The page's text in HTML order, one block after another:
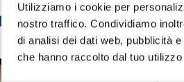
Utilizziamo i cookie per
nostro traffico. Condividiamo
di analisi dei dati web, pubblicità
che hanno raccolto dal tuo